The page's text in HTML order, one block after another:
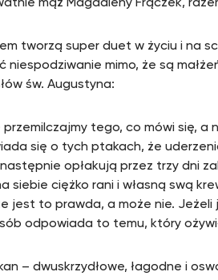
mąż Magdaleny Frączek,
tworzą super duet w życiu i na
niespodziwanie mimo, że są
św. Augustyna:
przemilczajmy tego, co mówi się,
się o tych ptakach, że
opłakują przez trzy dni
siebie ciężko rani i własną swą
jest to prawda, a może nie.
odpowiada to temu, który
– dwuskrzydłowe, łagodne i